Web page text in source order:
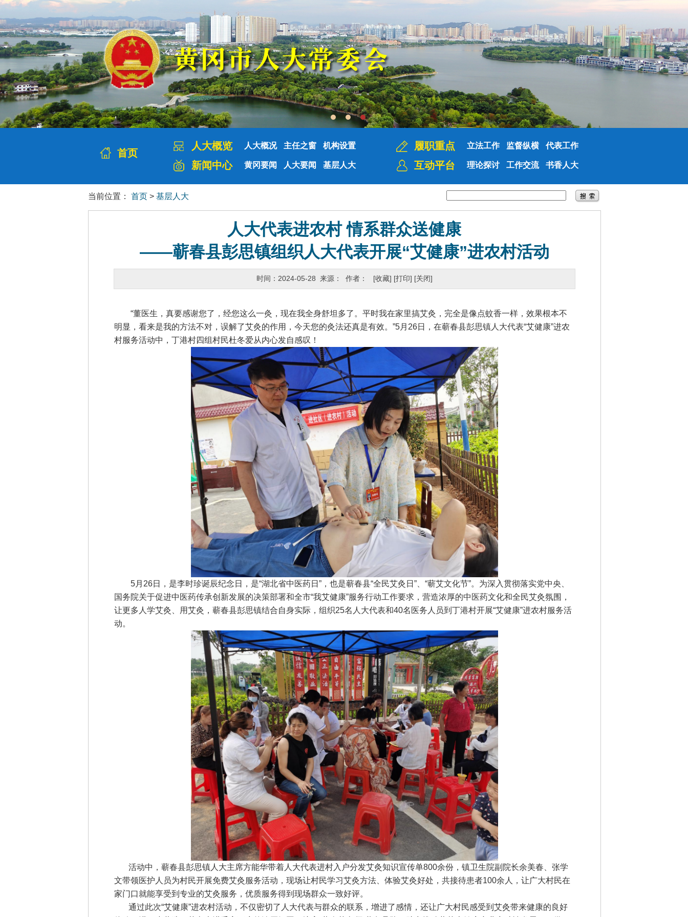
首页
人大概览 人大概况 主任之窗 机构设置
新闻中心 黄冈要闻 人大要闻 基层人大
履职重点 立法工作 监督纵横 代表工作
互动平台 理论探讨 工作交流 书香人大
当前位置： 首页 > 基层人大
人大代表进农村 情系群众送健康
——蕲春县彭思镇组织人大代表开展“艾健康”进农村活动
时间：2024-05-28 来源： 作者： [收藏] [打印] [关闭]
“董医生，真要感谢您了，经您这么一灸，现在我全身舒坦多了。平时我在家里搞艾灸，完全是像点蚊香一样，效果根本不
明显，看来是我的方法不对，误解了艾灸的作用，今天您的灸法还真是有效。”5月26日，在蕲春县彭思镇人大代表“艾健康”进农
村服务活动中，丁港村四组村民杜冬爱从内心发自感叹！
5月26日，是李时珍诞辰纪念日，是“湖北省中医药日”，也是蕲春县“全民艾灸日”、“蕲艾文化节”。为深入贯彻落实党中央、
国务院关于促进中医药传承创新发展的决策部署和全市“我艾健康”服务行动工作要求，营造浓厚的中医药文化和全民艾灸氛围，
让更多人学艾灸、用艾灸，蕲春县彭思镇结合自身实际，组织25名人大代表和40名医务人员到丁港村开展“艾健康”进农村服务活
动。
活动中，蕲春县彭思镇人大主席方能华带着人大代表进村入户分发艾灸知识宣传单800余份，镇卫生院副院长余美春、张学
文带领医护人员为村民开展免费艾灸服务活动，现场让村民学习艾灸方法、体验艾灸好处，共接待患者100余人，让广大村民在
家门口就能享受到专业的艾灸服务，优质服务得到现场群众一致好评。
通过此次“艾健康”进农村活动，不仅密切了人大代表与群众的联系，增进了感情，还让广大村民感受到艾灸带来健康的良好